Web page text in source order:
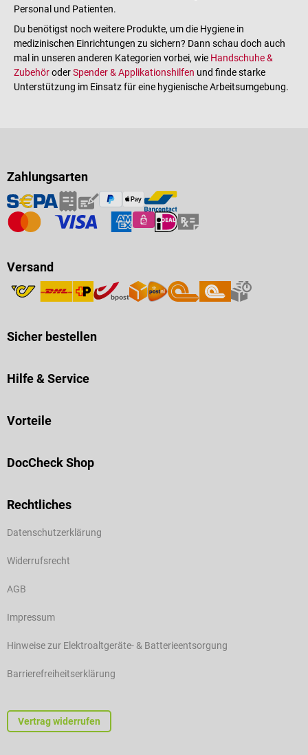
Personal und Patienten.
Du benötigst noch weitere Produkte, um die Hygiene in
medizinischen Einrichtungen zu sichern? Dann schau doch auch
mal in unseren anderen Kategorien vorbei, wie Handschuhe &
ZubehöroderSpender & Applikationshilfen und finde starke
Unterstützung im Einsatz für eine hygienische Arbeitsumgebung.
Zahlungsarten
Versand
Sicher bestellen
Hilfe & Service
Vorteile
DocCheck Shop
Rechtliches
Datenschutzerklärung
Widerrufsrecht
AGB
Impressum
Hinweise zur Elektroaltgeräte- & Batterieentsorgung
Barrierefreiheitserklärung
Vertrag widerrufen